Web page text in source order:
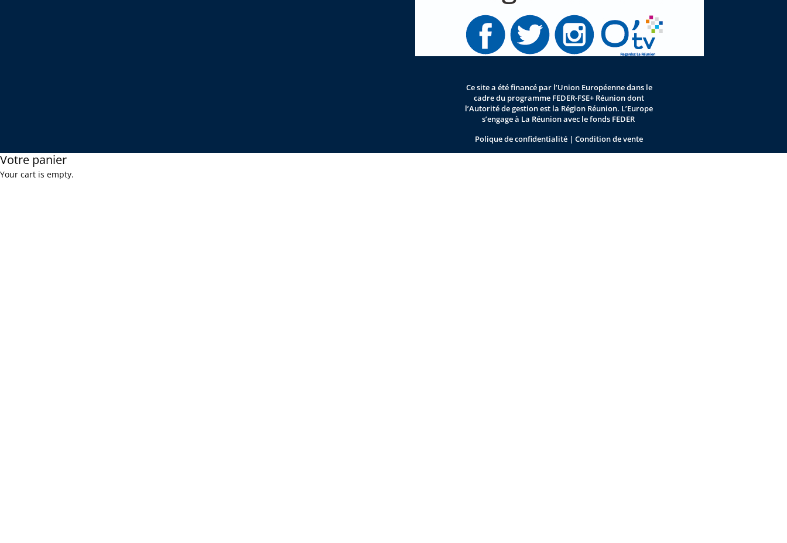
Ce site a été financé par l’Union Européenne dans le
cadre du programme FEDER-FSE+ Réunion dont
l’Autorité de gestion est la Région Réunion. L’Europe
s’engage à La Réunion avec le fonds FEDER
Polique de confidentialité |Condition de vente
Votre panier
Your cart is empty.